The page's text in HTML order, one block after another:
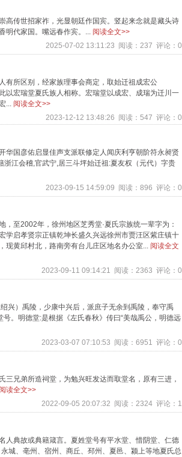
高传世招家祚，光显朝廷作国宾。竖起来念就是藏头诗
明代家国。嘴远春作宾。... 阅读全文>>
2025-07-02 13:11:23 阅读：237 评论：0
有所区别，经家族理事会商定，取始迁祖成宏公
以宏瑞堂夏氏族人相称。宏瑞堂以成宏、成瑞为迁川一
... 阅读全文>>
2023-12-12 13:48:26 阅读：547 评论：0
华国彦佑启显佳声支派联修定人闻庆利亨朝阶符永昶贤
江会稽,官武宁,居三斗坪始迁祖:夏友权（元代）字贵
2023-09-15 14:59:09 阅读：896 评论：0
至2002年，徐州地区芝秀堂·夏氏宗族统一辈字为：
学启孝贤宗正镇乾坤长盛久兴远徐州市贾汪区紫庄镇十
现黄邱村北，路南旁有台儿庄区地名办公室... 阅读全文
2023-09-11 09:14:21 阅读：2363 评论：0
兴）禹陵，少康中兴后，派庶子无余到禹陵，奉守禹
。明德堂:是根据《左氏春秋》传曰“美哉禹公，明德远
2023-03-07 07:10:53 阅读：6951 评论：0
兄弟所造祠堂，为勉兴旺发达而取堂名，原有三进，
阅读全文>>
2022-09-05 20:07:32 阅读：2324 评论：1
人典故或典籍箴言。夏姓堂号有平水堂、惜阴堂、仁德
城、亳州、宿州、商丘、邳州、夏邑、颍上等地夏氏总